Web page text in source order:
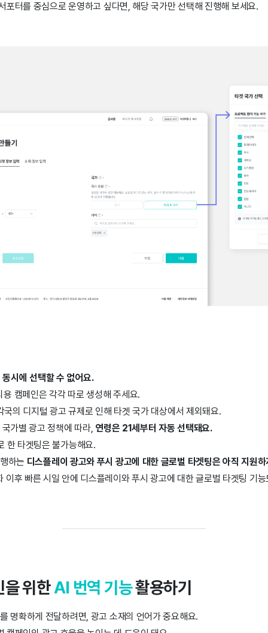
포터를 중심으로 운영하고 싶다면, 해당 국가만 선택해 진행해 보세요.
동시에 선택할 수 없어요.
캠페인은 각각 따로 생성해 주세요.
국의 디지털 광고 규제로 인해 타겟 국가 대상에서 제외돼요.
가별 광고 정책에 따라, 연령은 21세부터 자동 선택돼요.
한 타겟팅은 불가능해요.
하는 디스플레이 광고와 푸시 광고에 대한 글로벌 타겟팅은 아직 지원
이후 빠른 시일 안에 디스플레이와 푸시 광고에 대한 글로벌 타겟팅 기
위한AI 번역 기능활용하기
명확하게 전달하려면, 광고 소재의 언어가 중요해요.